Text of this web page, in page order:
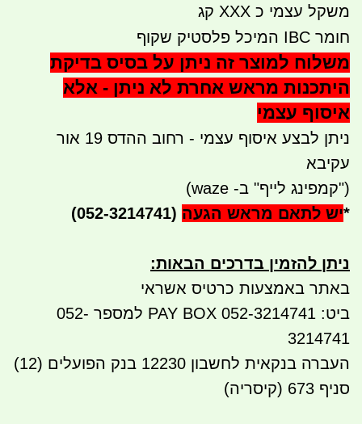
משקל עצמי כ XXX קג
חומר IBC המיכל פלסטיק שקוף
משלוח למוצר זה ניתן על בסיס בדיקת
היתכנות מראש אחרת לא ניתן - אלא
איסוף עצמי
ניתן לבצע איסוף עצמי - רחוב ההדס 19 אור
עקיבא
("קמפינג לייף" ב- waze)
*יש לתאם מראש הגעה (052-3214741)
ניתן להזמין בדרכים הבאות:
באתר באמצעות כרטיס אשראי
ביט: 052-3214741 PAY BOX למספר 052-
3214741
העברה בנקאית לחשבון 12230 בנק הפועלים (12)
סניף 673 (קיסריה)